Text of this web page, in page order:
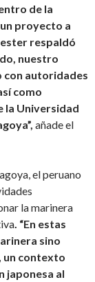
de la
proyecto a
respaldó
nuestro
con autoridades
como
la Universidad
añade el
el peruano
la marinera
. “En estas
sino
un contexto
japonesa al